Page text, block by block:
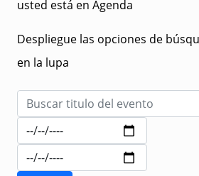
usted está en Agenda
Despliegue las opciones de
en la lupa